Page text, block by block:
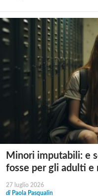
Minori imputabili: e
fosse per gli adulti e
27 luglio 2026
di Paola Pasqualin